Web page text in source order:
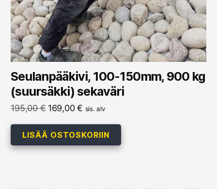
Seulanpääkivi, 100-150mm, 900 kg
(suursäkki) sekaväri
195,00€ Alkuperäinen
oli:
195,00 €.
169,00€Nykyinen
on:
169,00 €.
sis. alv
LISÄÄ OSTOSKORIIN